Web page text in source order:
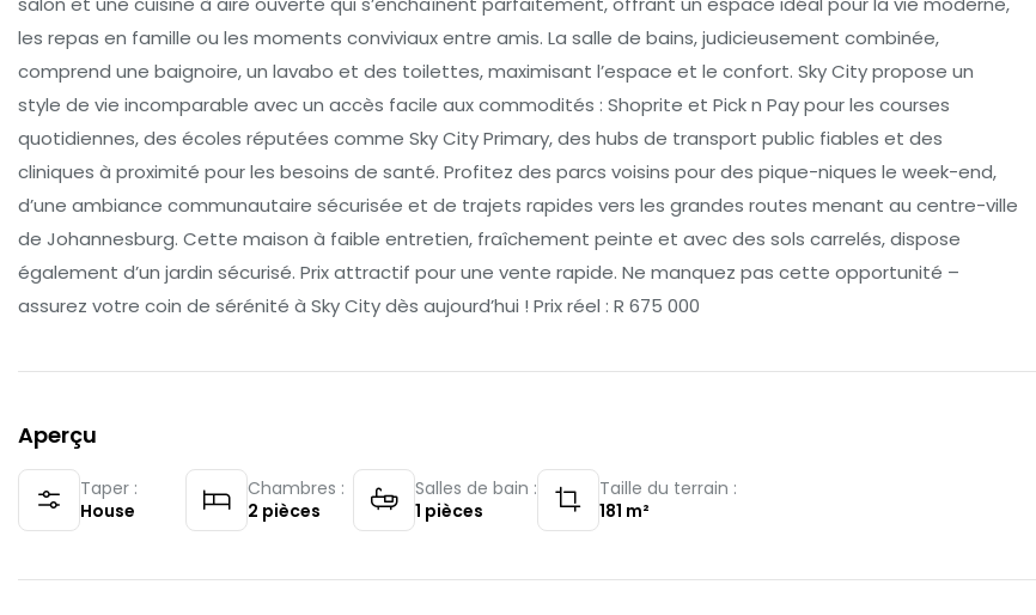
les repas en famille ou les moments conviviaux entre amis. La salle de bains, judicieusement combinée,
comprend une baignoire, un lavabo et des toilettes, maximisant l’espace et le confort. Sky City propose un
style de vie incomparable avec un accès facile aux commodités : Shoprite et Pick n Pay pour les courses
quotidiennes, des écoles réputées comme Sky City Primary, des hubs de transport public fiables et des
cliniques à proximité pour les besoins de santé. Profitez des parcs voisins pour des pique-niques le week-end,
d’une ambiance communautaire sécurisée et de trajets rapides vers les grandes routes menant au centre-ville
de Johannesburg. Cette maison à faible entretien, fraîchement peinte et avec des sols carrelés, dispose
également d’un jardin sécurisé. Prix attractif pour une vente rapide. Ne manquez pas cette opportunité –
assurez votre coin de sérénité à Sky City dès aujourd’hui ! Prix réel : R 675 000
Aperçu
Taper :
House
Chambres :
2 pièces
Salles de bain :
1 pièces
Taille du terrain :
181 m²